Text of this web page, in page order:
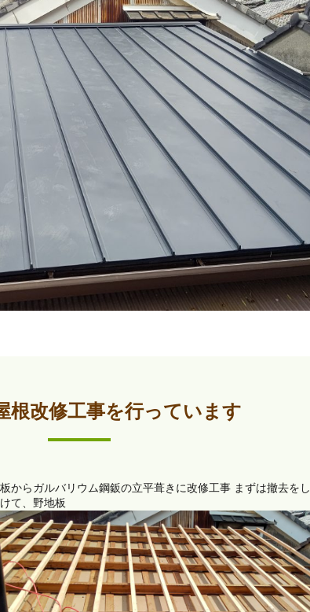
根改修工事を行っています
からガルバリウム鋼鈑の立平葺きに改修工事 まずは撤去を
て、野地板